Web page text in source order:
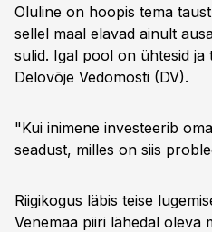
Oluline on hoopis tema
sellel maal elavad ainult
sulid. Igal pool on ühtesid ja
Delovõje Vedomosti (DV).
"Kui inimene investeerib
seadust, milles on siis
Riigikogus läbis teise
Venemaa piiri lähedal oleva